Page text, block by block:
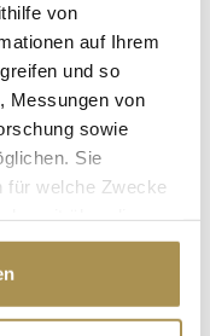
von
auf Ihrem
und so
Messungen von
sowie
Sie
für welche Zwecke
auf das Privacy